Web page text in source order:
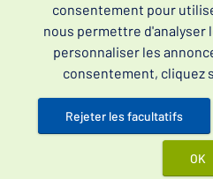
Lire les
consentement pour
nous permettre d'analyser
personnaliser les
consentement, cliquez
Rejeter les facultatifs
OK